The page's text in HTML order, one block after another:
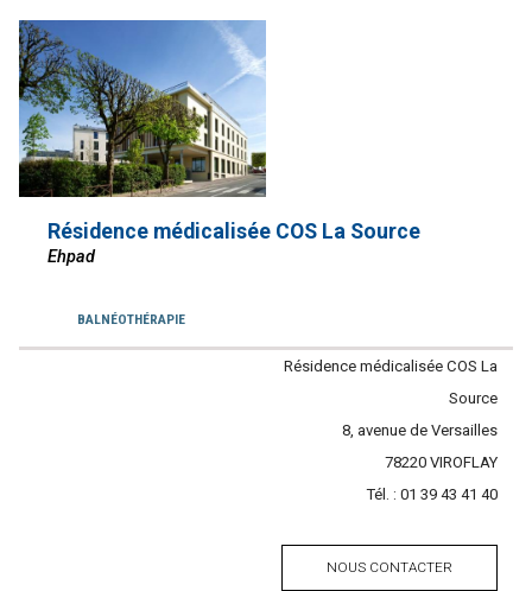
Résidence médicalisée COS La Source
Ehpad
Services
BALNÉOTHÉRAPIE
Contacter
Résidence médicalisée COS La
Source
Adresse8, avenue de Versailles
Code
postal
78220 Ville
VIROFLAY
Tél. : Tél.
01 39 43 41 40
NOUS CONTACTER